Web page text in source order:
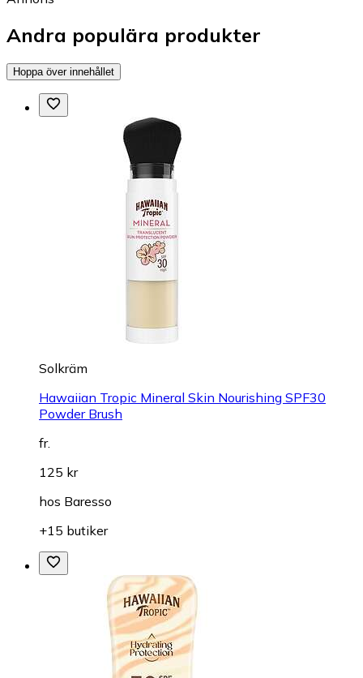
Andra populära produkter
Hoppa över innehållet
Solkräm
Hawaiian Tropic Mineral Skin Nourishing SPF30
Powder Brush
fr.
125 kr
hos Baresso
+15 butiker